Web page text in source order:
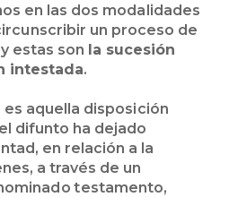
en las dos modalidades
un proceso de
estas son la sucesión
intestada.
es aquella disposición
difunto ha dejado
en relación a la
a través de un
testamento,